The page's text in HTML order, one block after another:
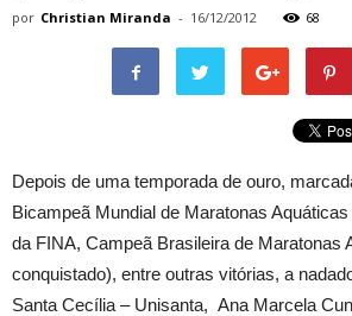
por Christian Miranda - 16/12/2012 68
Depois de uma temporada de ouro,
Bicampeã Mundial de Maratonas
da FINA, Campeã Brasileira de Maratonas
conquistado), entre outras vitórias, a
Santa Cecília – Unisanta, Ana Marcela